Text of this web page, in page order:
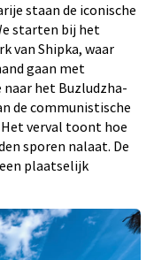
staan de iconische
starten bij het
van Shipka, waar
gaan met
naar het Buzludzha-
de communistische
verval toont hoe
sporen nalaat. De
plaatselijk